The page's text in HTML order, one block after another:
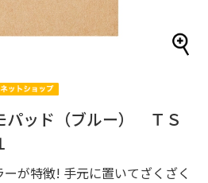
パッド（ブルー） ＴＳ
が特徴! 手元に置いてざくざく